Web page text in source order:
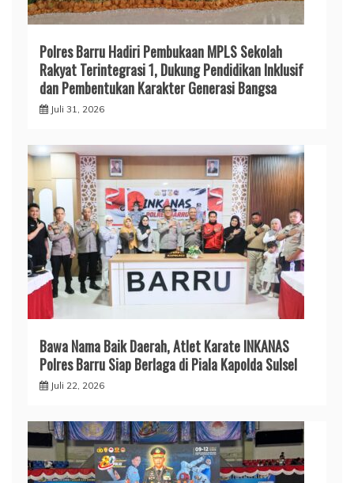
Polres Barru Hadiri Pembukaan MPLS Sekolah
Rakyat Terintegrasi 1, Dukung Pendidikan Inklusif
dan Pembentukan Karakter Generasi Bangsa
Juli 31, 2026
​Bawa Nama Baik Daerah, Atlet Karate INKANAS
Polres Barru Siap Berlaga di Piala Kapolda Sulsel
Juli 22, 2026